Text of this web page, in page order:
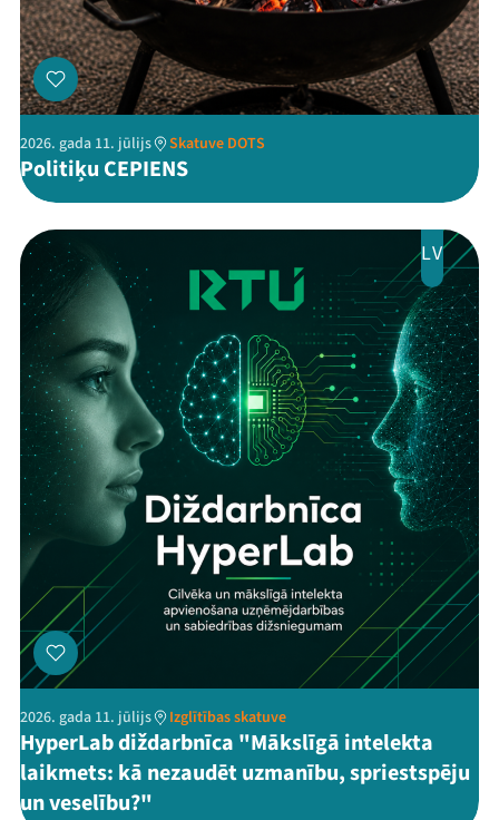
2026. gada 11. jūlijs Skatuve DOTS
Politiķu CEPIENS
LV
2026. gada 11. jūlijs Izglītības skatuve
HyperLab diždarbnīca "Mākslīgā intelekta
laikmets: kā nezaudēt uzmanību, spriestspēju
un veselību?"